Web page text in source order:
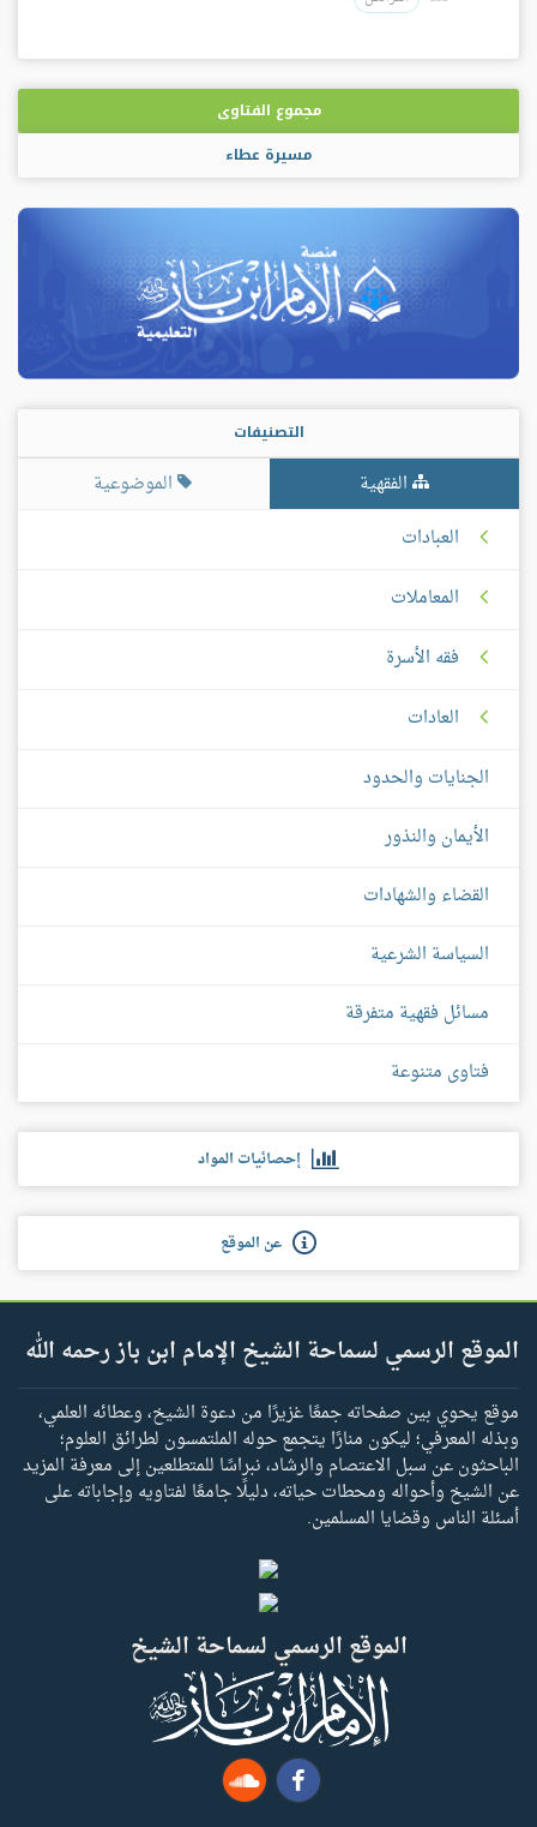
مجموع الفتاوى
مسيرة عطاء
التصنيفات
الفقهية
الموضوعية
العبادات
المعاملات
فقه الأسرة
العادات
الجنايات والحدود
الأيمان والنذور
القضاء والشهادات
السياسة الشرعية
مسائل فقهية متفرقة
فتاوى متنوعة
إحصائيات المواد
عن الموقع
الموقع الرسمي لسماحة الشيخ الإمام ابن باز رحمه الله
موقع يحوي بين صفحاته جمعًا غزيرًا من دعوة الشيخ، وعطائه العلمي،
وبذله المعرفي؛ ليكون منارًا يتجمع حوله الملتمسون لطرائق العلوم؛
الباحثون عن سبل الاعتصام والرشاد، نبراسًا للمتطلعين إلى معرفة المزيد
عن الشيخ وأحواله ومحطات حياته، دليلًا جامعًا لفتاويه وإجاباته على
أسئلة الناس وقضايا المسلمين.
الموقع الرسمي لسماحة الشيخ